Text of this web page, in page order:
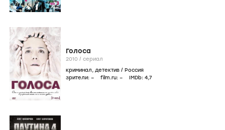
Голоса
2010 / сериал
криминал, детектив / Россия
зрители: – film.ru: – IMDb: 4,7